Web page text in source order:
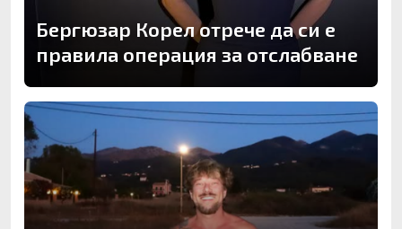
Бергюзар Корел отрече да си е
правила операция за отслабване